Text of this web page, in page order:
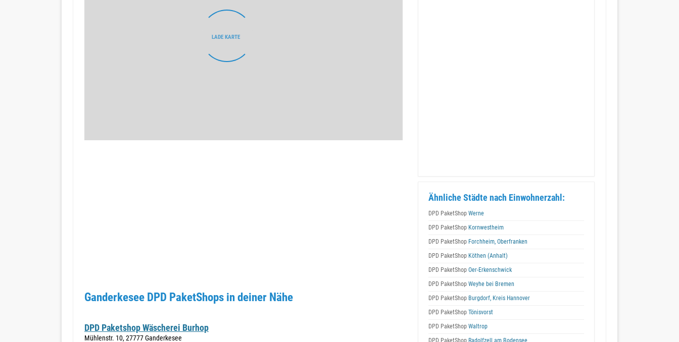
Ganderkesee DPD PaketShops in deiner Nähe
DPD Paketshop Wäscherei Burhop
Mühlenstr. 10, 27777 Ganderkesee
Ähnliche Städte nach Einwohnerzahl:
DPD PaketShop Werne
DPD PaketShop Kornwestheim
DPD PaketShop Forchheim, Oberfranken
DPD PaketShop Köthen (Anhalt)
DPD PaketShop Oer-Erkenschwick
DPD PaketShop Weyhe bei Bremen
DPD PaketShop Burgdorf, Kreis Hannover
DPD PaketShop Tönisvorst
DPD PaketShop Waltrop
DPD PaketShop Radolfzell am Bodensee